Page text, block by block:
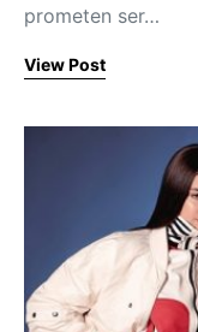
prometen ser…
View Post